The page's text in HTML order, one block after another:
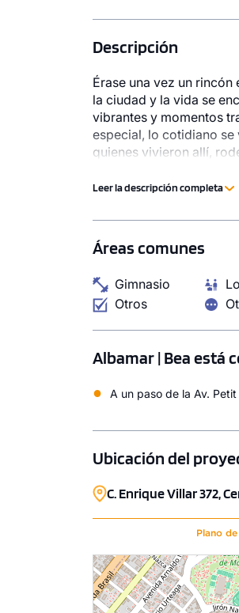
Descripción
Érase una vez un rincón
la ciudad y la vida se
vibrantes y momentos
especial, lo cotidiano
quienes vivieron allí,
Leer la descripción completa
Áreas comunes
Gimnasio
Otros
Albamar | Bea está
● A un paso de la Av.
Ubicación del
C. Enrique Villar 372,
Plano